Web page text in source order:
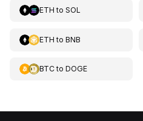
ETH to SOL
ETH to BNB
BTCto DOGE